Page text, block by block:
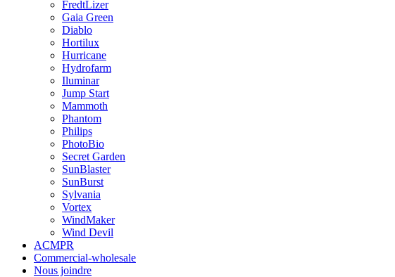
FredtLizer
Gaia Green
Diablo
Hortilux
Hurricane
Hydrofarm
Iluminar
Jump Start
Mammoth
Phantom
Philips
PhotoBio
Secret Garden
SunBlaster
SunBurst
Sylvania
Vortex
WindMaker
Wind Devil
ACMPR
Commercial-wholesale
Nous joindre